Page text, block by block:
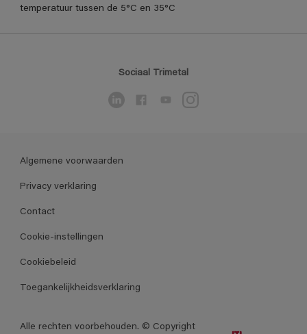
temperatuur tussen de 5°C en 35°C
Sociaal Trimetal
Algemene voorwaarden
Privacy verklaring
Contact
Cookie-instellingen
Cookiebeleid
Toegankelijkheidsverklaring
Alle rechten voorbehouden. © Copyright